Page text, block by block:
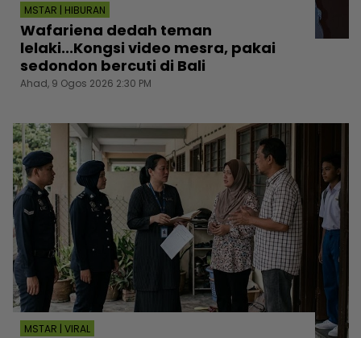
MSTAR | HIBURAN
Wafariena dedah teman
lelaki...Kongsi video mesra, pakai
sedondon bercuti di Bali
Ahad, 9 Ogos 2026 2:30 PM
MSTAR | VIRAL